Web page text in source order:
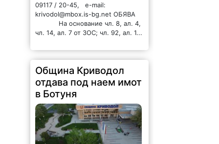
Община Криводол
отдава под наем имот
в Ботуня
44 | 2026-08-07 11:30:54
ОБЩИНА КРИВОДОЛ ОБЛАСТ
ВРАЦА 3060 гр. Криводол, ул.
„Освобождение” № 13, тел.